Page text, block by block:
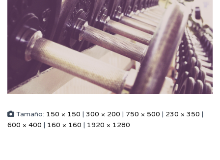
Tamaño: 150 × 150 | 300 × 200 | 750 × 500 | 230 × 350 |
600 × 400 | 160 × 160 | 1920 × 1280